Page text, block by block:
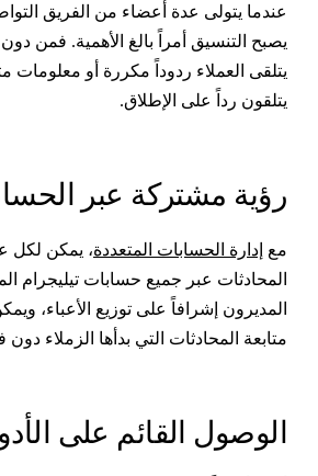
يتولى عدة أعضاء من الفريق التواصل
التنسيق أمراً بالغ الأهمية. فمن دون
العملاء ردوداً مكررة أو معلومات
رداً على الإطلاق.
مشتركة عبر
إدارة الحسابات المتعددة، يمكن لكل عضو
عبر جميع حسابات تيليجرام
إشرافاً على توزيع الأعباء، ويمكن
المحادثات التي بدأها الزملاء دون
القائم على الأدوار